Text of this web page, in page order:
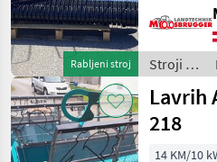
Rabljeni stroj
m | 2, 15 m |
Wünsche
Gerätetiefe
Stroji z
motorji /
Seeber
Lavrih
218
14 KM/10